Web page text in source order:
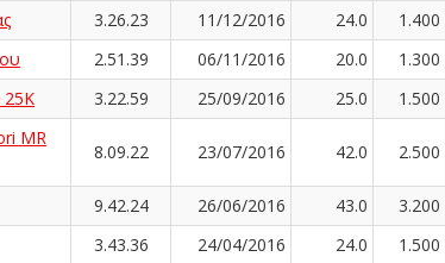
3.26.23 11/12/2016 24.0 1.400
2.51.39 06/11/2016 20.0 1.300
3.22.59 25/09/2016 25.0 1.500
MR
8.09.22 23/07/2016 42.0 2.500
9.42.24 26/06/2016 43.0 3.200
3.43.36 24/04/2016 24.0 1.500